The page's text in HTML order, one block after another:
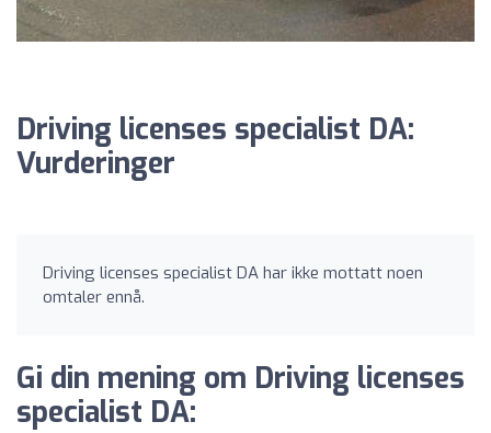
Driving licenses specialist DA:
Vurderinger
Driving licenses specialist DA har ikke mottatt noen
omtaler ennå.
Gi din mening om Driving licenses
specialist DA: